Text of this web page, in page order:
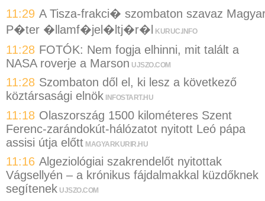
11:29 A Tisza-frakci� szombaton szavaz
P�ter �llamf�jel�ltj�r�l
KURUC.INFO
11:28 FOTÓK: Nem fogja elhinni, mit talált a
NASA roverje a Marson UJSZO.COM
11:28 Szombaton dől el, ki lesz a következő
köztársasági elnök INFOSTART.HU
11:18 Olaszország 1500 kilométeres Szent
Ferenc-zarándokút-hálózatot nyitott Leó pápa
assisi útja előtt MAGYARKURIR.HU
11:16 Algeziológiai szakrendelőt nyitottak
Vágsellyén – a krónikus fájdalmakkal küzdőknek
segítenek UJSZO.COM